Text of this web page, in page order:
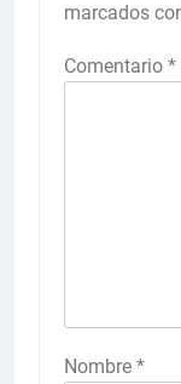
marcados
Comentario *
Nombre *